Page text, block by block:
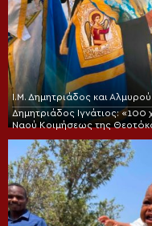
Ι.Μ. Δημητριάδος και Αλμυρού
Δημητριάδος Ιγνάτιος:
Ναού Κοιμήσεως της